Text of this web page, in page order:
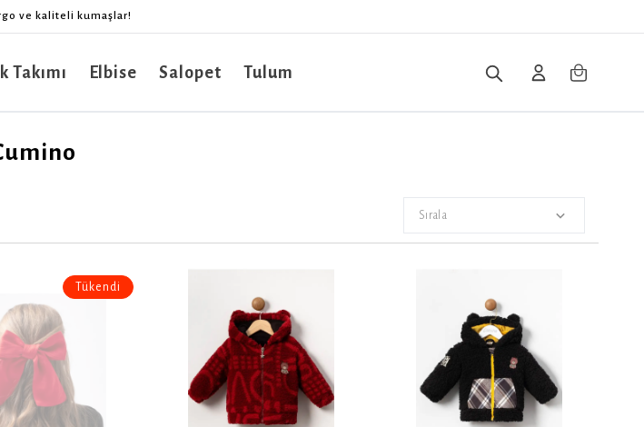
ve kaliteli kumaşlar!
Takımı Elbise Salopet Tulum
Sırala
Tükendi